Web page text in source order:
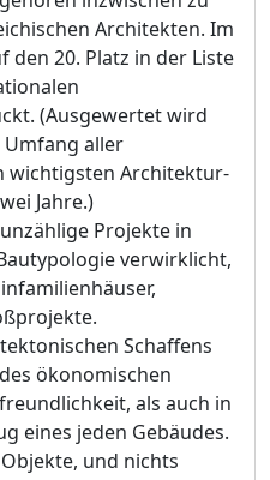
Architekten. Im
den 20. Platz in der Liste
(Ausgewertet wird
aller
wichtigsten Architektur-
Jahre.)
Projekte in
verwirklicht,
Schaffens
ökonomischen
als auch in
eines jeden Gebäudes.
und nichts